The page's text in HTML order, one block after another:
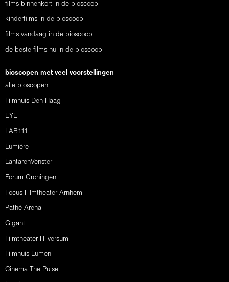
films binnenkort in de bioscoop
kinderfilms in de bioscoop
films vandaag in de bioscoop
de beste films nu in de bioscoop
bioscopen met veel voorstellingen
alle bioscopen
Filmhuis Den Haag
EYE
LAB111
Lumière
LantarenVenster
Forum Groningen
Focus Filmtheater Arnhem
Pathé Arena
Gigant
Filmtheater Hilversum
Filmhuis Lumen
Cinema The Pulse